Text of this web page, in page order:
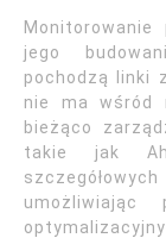
jego
pochodzą linki
nie ma wśród
bieżąco
takie jak
umożliwiając